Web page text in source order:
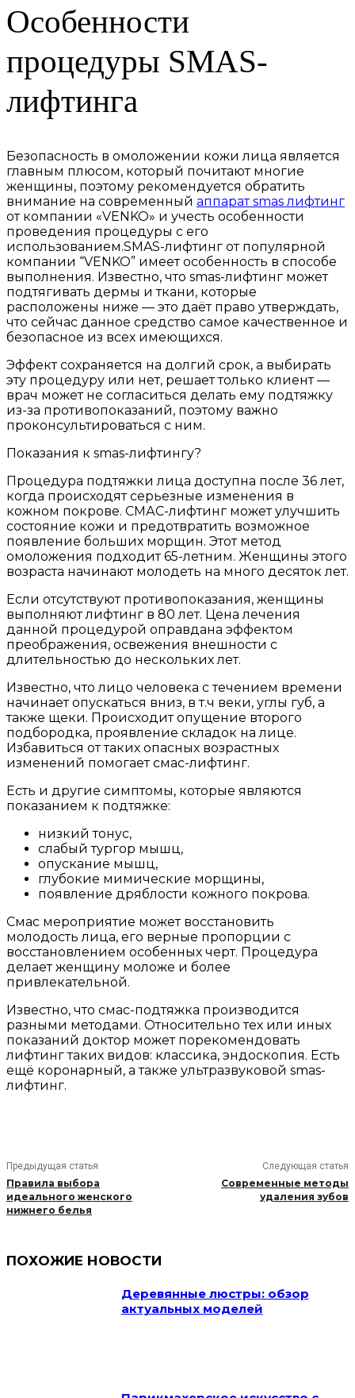
Особенности
процедуры SMAS-
лифтинга
Безопасность в омоложении кожи лица является
главным плюсом, который почитают многие
женщины, поэтому рекомендуется обратить
внимание на современный аппарат smas лифтинг
от компании «VENKO» и учесть особенности
проведения процедуры с его
использованием.SMAS-лифтинг от популярной
компании “VENKO” имеет особенность в способе
выполнения. Известно, что smas-лифтинг может
подтягивать дермы и ткани, которые
расположены ниже — это даёт право утверждать,
что сейчас данное средство самое качественное и
безопасное из всех имеющихся.
Эффект сохраняется на долгий срок, а выбирать
эту процедуру или нет, решает только клиент —
врач может не согласиться делать ему подтяжку
из-за противопоказаний, поэтому важно
проконсультироваться с ним.
Показания к smas-лифтингу?
Процедура подтяжки лица доступна после 36 лет,
когда происходят серьезные изменения в
кожном покрове. СМАС-лифтинг может улучшить
состояние кожи и предотвратить возможное
появление больших морщин. Этот метод
омоложения подходит 65-летним. Женщины этого
возраста начинают молодеть на много десяток лет.
Если отсутствуют противопоказания, женщины
выполняют лифтинг в 80 лет. Цена лечения
данной процедурой оправдана эффектом
преображения, освежения внешности с
длительностью до нескольких лет.
Известно, что лицо человека с течением времени
начинает опускаться вниз, в т.ч веки, углы губ, а
также щеки. Происходит опущение второго
подбородка, проявление складок на лице.
Избавиться от таких опасных возрастных
изменений помогает смас-лифтинг.
Есть и другие симптомы, которые являются
показанием к подтяжке:
низкий тонус,
слабый тургор мышц,
опускание мышц,
глубокие мимические морщины,
появление дряблости кожного покрова.
Смас мероприятие может восстановить
молодость лица, его верные пропорции с
восстановлением особенных черт. Процедура
делает женщину моложе и более
привлекательной.
Известно, что смас-подтяжка производится
разными методами. Относительно тех или иных
показаний доктор может порекомендовать
лифтинг таких видов: классика, эндоскопия. Есть
ещё коронарный, а также ультразвуковой smas-
лифтинг.
Предыдущая статья
Правила выбора
идеального женского
нижнего белья
Следующая статья
Современные методы
удаления зубов
ПОХОЖИЕ НОВОСТИ
Деревянные люстры: обзор
актуальных моделей